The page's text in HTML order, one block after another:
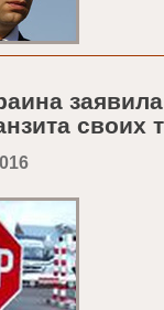
своих